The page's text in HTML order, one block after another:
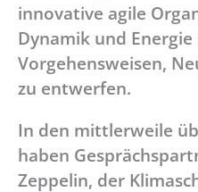
innovative agile
Dynamik und
Vorgehensweisen,
zu entwerfen.
In den mittlerweile
haben
Zeppelin, der